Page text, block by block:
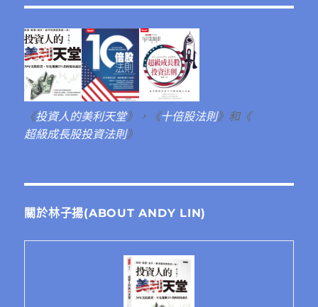
《投資人的美利天堂》，《十倍股法則》和《
超級成長股投資法則》
關於林子揚(ABOUT ANDY LIN)